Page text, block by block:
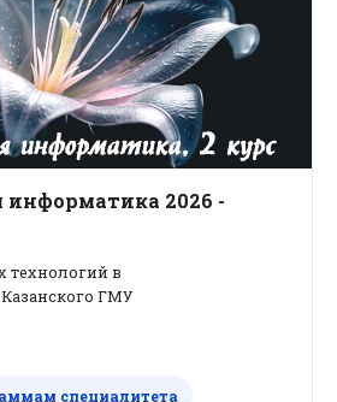
2026 -
технологий в
ГМУ
специалитета